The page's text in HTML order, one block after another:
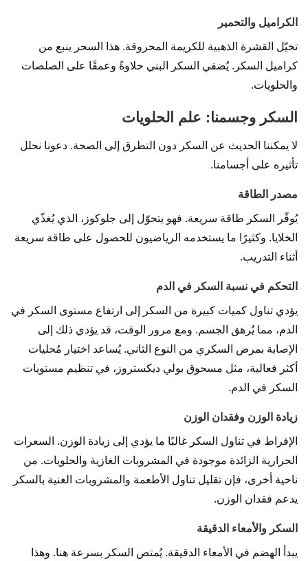
الكراميل والتحمير
تخيّل القشرة الذهبية للكريمة المحروقة. هذا السحر ينبع من
كراميل السكر. يُضفي السكر البني حلاوةً وعمقًا على الصلصات
والحلويات.
السكر وجسمنا: علم الحلويات
لا يمكننا الحديث عن السكر دون التطرق إلى الصحة. دعونا نحلل
تأثيره على أجسامنا.
مصدر الطاقة
يُوفّر السكر طاقة سريعة. فهو يتحوّل إلى جلوكوز، الذي يُغذّي
الخلايا. وكثيرًا ما يستخدمه الرياضيون للحصول على طاقة سريعة
أثناء التدريب.
التحكم في نسبة السكر في الدم
يؤدي تناول كميات كبيرة من السكر إلى ارتفاع مستوى السكر في
الدم، مما يُرهق الجسم. ومع مرور الوقت، قد يؤدي ذلك إلى
الإصابة بمرض السكري من النوع الثاني. يُساعد اختيار مُحليات
أكثر فعالية، مثل مسحوق بولي ديكستروز، في تنظيم مستويات
السكر في الدم.
زيادة الوزن وفقدان الوزن
الإفراط في تناول السكر غالبًا ما يؤدي إلى زيادة الوزن. السعرات
الحرارية الزائدة موجودة في المشروبات الغازية والحلويات. من
ناحية أخرى، فإن تقليل تناول الأطعمة والمشروبات الغنية بالسكر
يدعم فقدان الوزن.
السكر والأمعاء الدقيقة
يبدأ الهضم في الأمعاء الدقيقة. يُمتص السكر بسرعة هنا. وهذا